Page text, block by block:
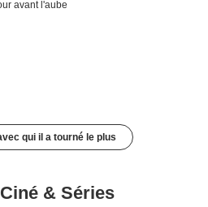
avant l'aube
qui il a tourné le plus
& Séries